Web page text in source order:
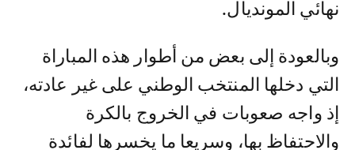
نهائي المونديال.
وبالعودة إلى بعض من أطوار هذه المباراة
التي دخلها المنتخب الوطني على غير عادته،
إذ واجه صعوبات في الخروج بالكرة
والاحتفاظ بها، وسريعا ما يخسرها لفائدة